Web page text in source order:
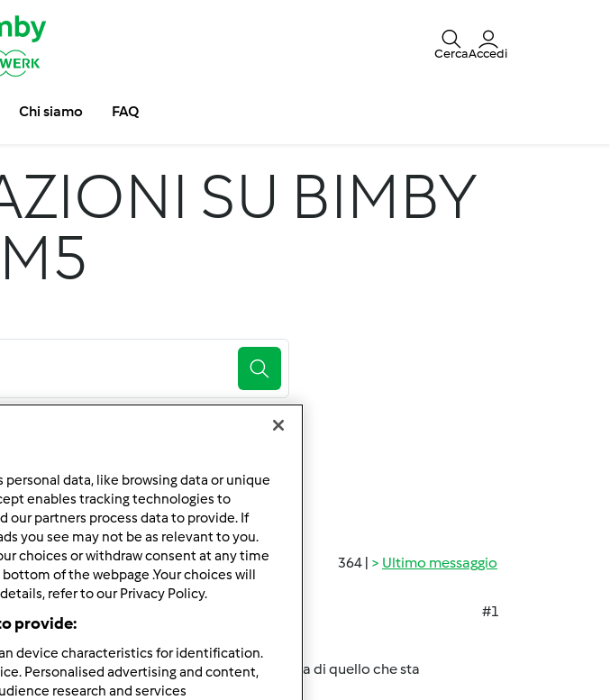
CercaAccedi
Chi siamo FAQ
SU BIMBY
10
364 | Ultimo messaggio
#1
iltm21. Mi successe allora la stessa cosa di quello che sta
personal data, like browsing data or unique
enables tracking technologies to
our partners process data to provide. If
you see may not be as relevant to you.
choices or withdraw consent at any time
of the webpage .Your choices will
refer to our Privacy Policy.
provide:
device characteristics for identification.
Personalised advertising and content,
research and services